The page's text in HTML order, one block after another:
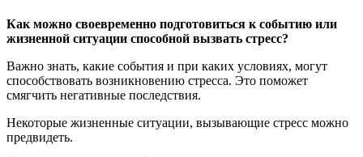
Как можно своевременно подготовиться к событию или
жизненной ситуации способной вызвать стресс?
Важно знать, какие события и при каких условиях, могут
способствовать возникновению стресса. Это поможет
смягчить негативные последствия.
Некоторые жизненные ситуации, вызывающие стресс можно
предвидеть.